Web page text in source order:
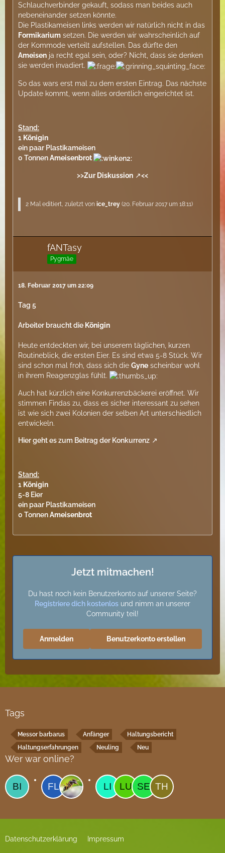
Schlauchverbinder gekauft, sodass man beides auch
nebeneinander setzen könnte.
Die Plastikameisen links werden wir natürlich nicht in das
Formikarium setzen. Die werden wir wahrscheinlich auf
der Kommode verteilt aufstellen. Das dürfte den
Ameisen ja recht egal sein, oder? Nicht, dass sie denken
sie werden invadiert.
So das wars erst mal zu dem ersten Eintrag. Das nächste
Update kommt, wenn alles ordentlich eingerichtet ist.
Stand:
1 Königin
ein paar Plastikameisen
0 TonnenAmeisenbrot
>>Zur Diskussion <<
2 Mal editiert, zuletzt von ice_trey (20. Februar 2017 um 18:11)
fANTasy
Pygmäe
18. Februar 2017 um 22:09
Tag 5
Arbeiter braucht die Königin
Heute entdeckten wir, bei unserem täglichen, kurzen
Routineblick, die ersten Eier. Es sind etwa 5-8 Stück. Wir
sind schon mal froh, dass sich die Gyne scheinbar wohl
in ihrem Reagenzglas fühlt.
Auch hat kürzlich eine Konkurrenzbäckerei eröffnet. Wir
stimmen Findas zu, dass es sicher interessant zu sehen
ist wie sich zwei Kolonien der selben Art unterschiedlich
entwickeln.
Hier geht es zum Beitrag der Konkurrenz
Stand:
1 Königin
5-8 Eier
ein paar Plastikameisen
0 TonnenAmeisenbrot
Jetzt mitmachen!
Du hast noch kein Benutzerkonto auf unserer Seite?
Registriere dich kostenlos und nimm an unserer
Community teil!
Benutzerkonto erstellen
Anmelden
Tags
Messor barbarus Anfänger
Haltungsbericht
Haltungserfahrungen
Neuling Neu
Wer war online?
Datenschutzerklärung Impressum